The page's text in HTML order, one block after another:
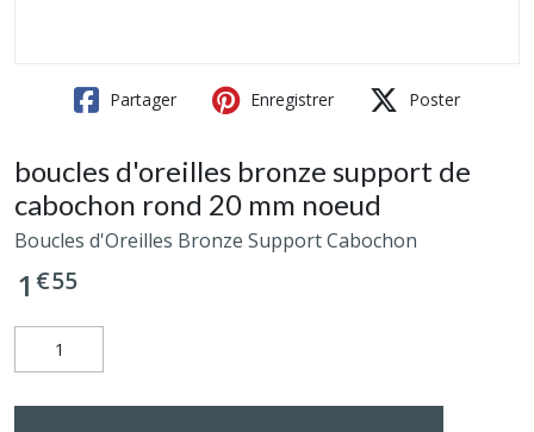
Partager Enregistrer Poster
boucles d'oreilles bronze support de
cabochon rond 20 mm noeud
Boucles d'Oreilles Bronze Support Cabochon
1 €55